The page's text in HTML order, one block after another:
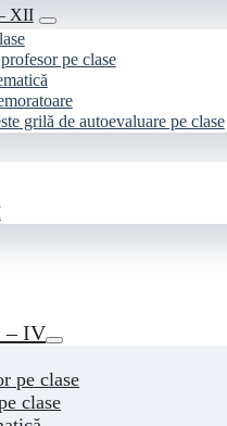
XII
pe clase
grilă de autoevaluare pe clase
– IV
pe clase
clase